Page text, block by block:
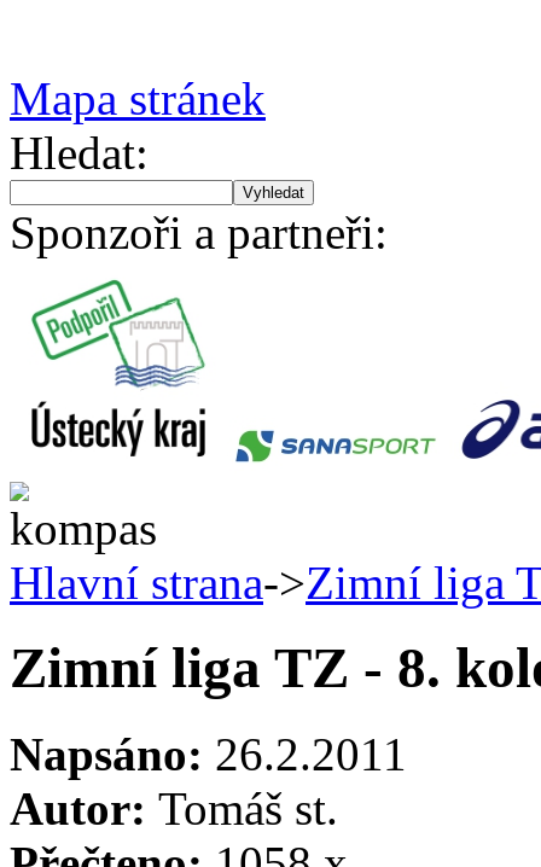
Mapa stránek
Hledat:
Sponzoři a partneři:
Hlavní strana->Zimní liga
Zimní liga TZ - 8.
Napsáno: 26.2.2011
Autor: Tomáš st.